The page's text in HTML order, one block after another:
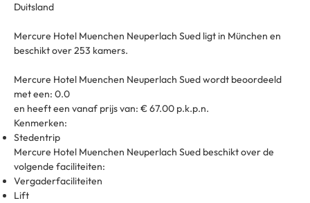
Duitsland
Mercure Hotel Muenchen Neuperlach Sued ligt in München en
beschikt over 253 kamers.
Mercure Hotel Muenchen Neuperlach Sued wordt beoordeeld
met een: 0.0
en heeft een vanaf prijs van: € 67.00 p.k.p.n.
Kenmerken:
Stedentrip
Mercure Hotel Muenchen Neuperlach Sued beschikt over de
volgende faciliteiten:
Vergaderfaciliteiten
Lift